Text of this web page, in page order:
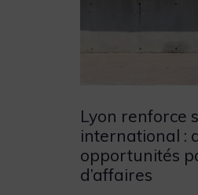
Lyon renforce
international :
opportunités
d’affaires